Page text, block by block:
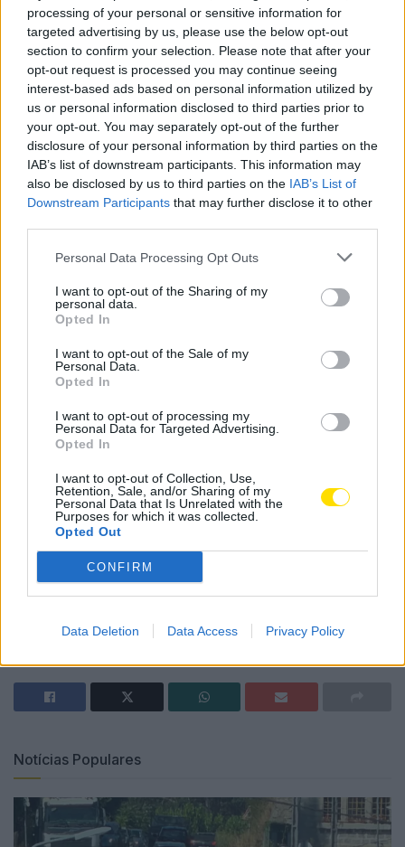
processing of your personal or sensitive information for
targeted advertising by us, please use the below opt-out
section to confirm your selection. Please note that after your
opt-out request is processed you may continue seeing
interest-based ads based on personal information utilized by
us or personal information disclosed to third parties prior to
your opt-out. You may separately opt-out of the further
disclosure of your personal information by third parties on the
IAB’s list of downstream participants. This information may
also be disclosed by us to third parties on the IAB’s List of
Downstream Participants that may further disclose it to other
Personal Data Processing Opt Outs
I want to opt-out of the Sharing of my
personal data.
Opted In
I want to opt-out of the Sale of my
Personal Data.
Opted In
I want to opt-out of processing my
Personal Data for Targeted Advertising.
Opted In
I want to opt-out of Collection, Use,
Retention, Sale, and/or Sharing of my
Personal Data that Is Unrelated with the
Purposes for which it was collected.
Opted Out
CONFIRM
Data Deletion Data Access Privacy Policy
Para além de Vila Nova de Famalicão integram este
projeto Vila Nova de Gaia, Porto, Matosinhos,
Guimarães, Braga e Viana do Castelo que, em
colaboração com o CEIIA, preparam uma candidatura
à Missão Climate Neutral & Smart Cities, com a qual a
Europeia.
O transporte público eficiente, a arborização do
território e a substituição dos veículos individuais com
motores de combustão pelos meios de transporte
suave foram algumas das medidas avançadas por
concelho, tendo em vista a meta da neutralidade
carbónica a partir da mobilidade.
O acordo entre os municípios e o CEIIA foi celebrado
em setembro passado e prevê, ainda, a apresentação
de candidaturas a financiamentos, visando a
celebração de contratos-programa com os consórcios
que irão promover as iniciativas selecionadas.
mobi summit neutralidade
Notícias Populares